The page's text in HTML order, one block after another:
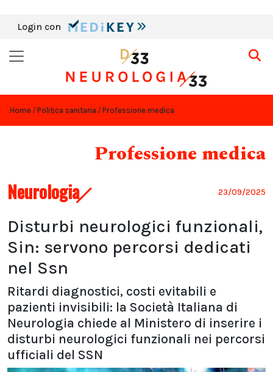
Login con
Home Politica sanitaria Professione medica
Professione medica
Neurologia 23/09/2025
Disturbi neurologici funzionali,
Sin: servono percorsi dedicati
nel Ssn
Ritardi diagnostici, costi evitabili e
pazienti invisibili: la Società Italiana di
Neurologia chiede al Ministero di inserire i
disturbi neurologici funzionali nei percorsi
ufficiali del SSN